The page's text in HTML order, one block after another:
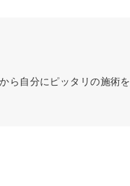
ら自分にピッタリの施術を